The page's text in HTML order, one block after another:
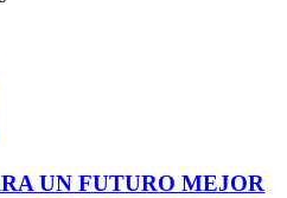
UN FUTURO MEJOR